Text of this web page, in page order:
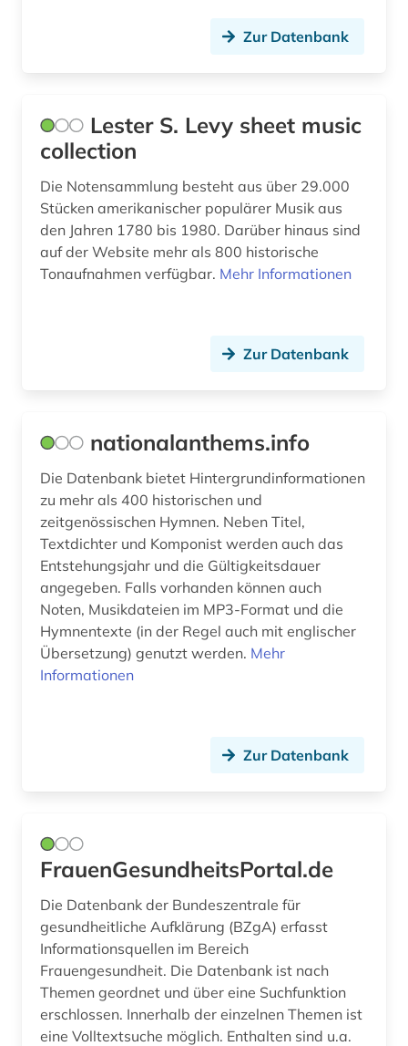
bioinformatik (2)
biomedizin (2)
biomedizinische technik (1)
biotechnologie (1)
biowissenschaften (5)
boccaccio (1)
bodenschutz (2)
bosnien-herzegowina (3)
botanik (3)
brandschutz (1)
braunkohle (1)
braunschweig (1)
Zur Datenbank
Lester S. Levy sheet music
collection
Die Notensammlung besteht aus über 29.000
Stücken amerikanischer populärer Musik aus
den Jahren 1780 bis 1980. Darüber hinaus sind
auf der Website mehr als 800 historische
Tonaufnahmen verfügbar. Mehr Informationen
Zur Datenbank
nationalanthems.info
Die Datenbank bietet Hintergrundinformationen
zu mehr als 400 historischen und
zeitgenössischen Hymnen. Neben Titel,
Textdichter und Komponist werden auch das
Entstehungsjahr und die Gültigkeitsdauer
angegeben. Falls vorhanden können auch
Noten, Musikdateien im MP3-Format und die
Hymnentexte (in der Regel auch mit englischer
Übersetzung) genutzt werden. Mehr
Informationen
Zur Datenbank
FrauenGesundheitsPortal.de
Die Datenbank der Bundeszentrale für
gesundheitliche Aufklärung (BZgA) erfasst
Informationsquellen im Bereich
Frauengesundheit. Die Datenbank ist nach
Themen geordnet und über eine Suchfunktion
erschlossen. Innerhalb der einzelnen Themen ist
eine Volltextsuche möglich. Enthalten sind u.a.